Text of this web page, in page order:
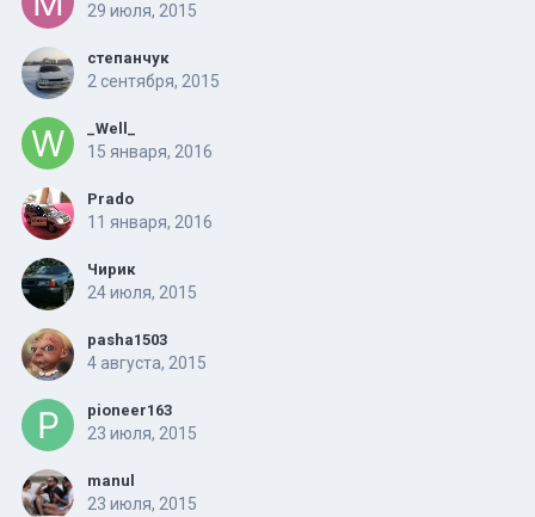
29 июля, 2015
степанчук
2 сентября, 2015
_Well_
15 января, 2016
Prado
11 января, 2016
Чирик
24 июля, 2015
pasha1503
4 августа, 2015
pioneer163
23 июля, 2015
manul
23 июля, 2015